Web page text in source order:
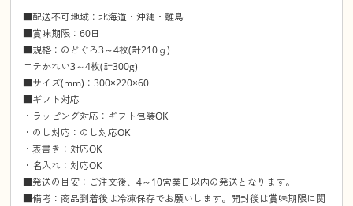
■配送不可地域：北海道・沖縄・離島
■賞味期限：60日
■規格：のどぐろ3～4枚(計210ｇ)
エテかれい3～4枚(計300g)
■サイズ(mm)：300×220×60
■ギフト対応
・ラッピング対応：ギフト包装OK
・のし対応：のし対応OK
・表書き：対応OK
・名入れ：対応OK
■発送の目安：ご注文後、4～10営業日以内の発送となります。
■備考：商品到着後は冷凍保存でお願いします。開封後は賞味期限に関